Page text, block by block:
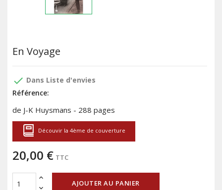
En Voyage
done Dans Liste d'envies
Référence:
de J-K Huysmans - 288 pages
Découvir la 4ème de couverture
20,00 € TTC
AJOUTER AU PANIER